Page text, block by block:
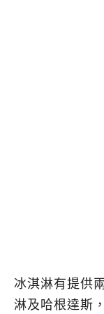
冰淇淋有提供
淋及哈根達斯